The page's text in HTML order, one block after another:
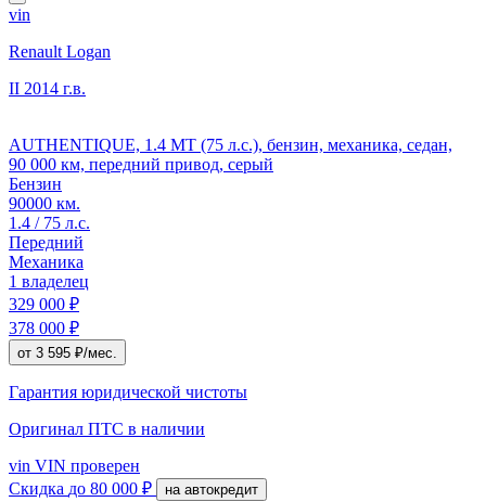
vin
Renault Logan
II 2014 г.в.
AUTHENTIQUE, 1.4 MT (75 л.с.), бензин, механика, седан,
90 000 км, передний привод, серый
Бензин
90000 км.
1.4 / 75 л.с.
Передний
Механика
1 владелец
329 000 ₽
378 000 ₽
от 3 595 ₽/мес.
Гарантия юридической чистоты
Оригинал ПТС в наличии
vin VIN проверен
Скидка до 80 000 ₽ на автокредит